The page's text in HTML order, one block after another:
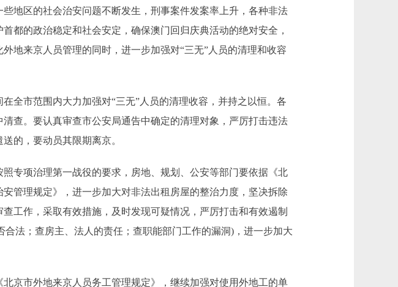
区的社会治安问题不断发生，刑事案件发案率上升，各种非法
都的政治稳定和社会安定，确保澳门回归庆典活动的绝对安全，
地来京人员管理的同时，进一步加强对“三无”人员的清理和收容
市范围内大力加强对“三无”人员的清理收容，并持之以恒。各
查。要认真审查市公安局通告中确定的清理对象，严厉打击违法
的，要动员其限期离京。
项治理第一战役的要求，房地、规划、公安等部门要依据《北
管理规定》，进一步加大对非法出租房屋的整治力度，坚决拆除
工作，采取有效措施，及时发现可疑情况，严厉打击和有效遏制
法；查房主、法人的责任；查职能部门工作的漏洞)，进一步加大
市外地来京人员务工管理规定》，继续加强对使用外地工的单